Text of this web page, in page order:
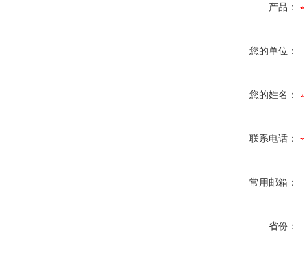
产品：
您的单位：
您的姓名：
联系电话：
常用邮箱：
省份：